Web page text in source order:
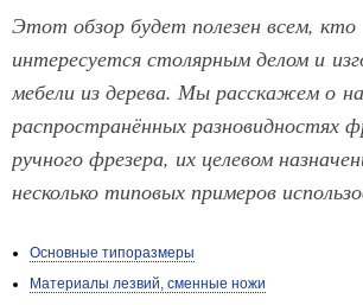
Этот обзор будет полезен всем, кто
интересуется столярным делом и
мебели из дерева. Мы расскажем о
распространённых разновидностях
ручного фрезера, их целевом
несколько типовых примеров
Основные типоразмеры
Материалы лезвий, сменные ножи